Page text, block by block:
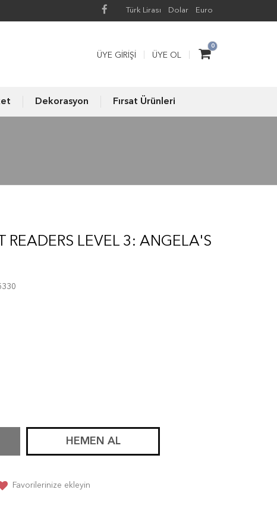
Türk Lirası Dolar Euro
0
ÜYE GIRIŞI ÜYE OL
Dekorasyon Fırsat Ürünleri
READERS LEVEL 3: ANGELA'S
HEMEN AL
Favorilerinize ekleyin